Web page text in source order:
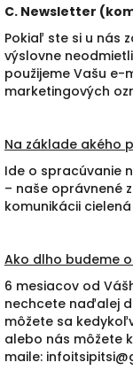
C. Newsletter
Pokiaľ ste si u nás
výslovne
použijeme Vašu e-
marketingových
Na základe akého
Ide o spracúvanie
– naše oprávnené
komunikácii
Ako dlho budeme
6 mesiacov od
nechcete naďalej
môžete sa
alebo nás môžete
maile: